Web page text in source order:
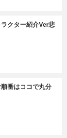
クター紹介Ver悲
番はココで丸分